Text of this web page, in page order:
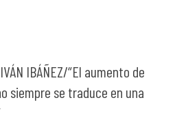
IBÁÑEZ/“El aumento de
siempre se traduce en una